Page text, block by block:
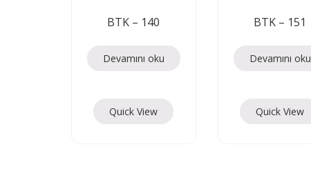
BTK – 140
Devamını oku
Quick View
BTK – 151
Devamını oku
Quick View